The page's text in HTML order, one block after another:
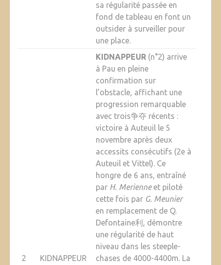
sa régularité passée en
fond de tableau en font un
outsider à surveiller pour
une place.
2 KIDNAPPEUR
KIDNAPPEUR(n°2) arrive
à Pau en pleine
confirmation sur
l’obstacle, affichant une
progression remarquable
avec trois争夺 récents :
victoire à Auteuil le 5
novembre après deux
accessits consécutifs (2e à
Auteuil et Vittel). Ce
hongre de 6 ans, entraîné
par H. Merienneet piloté
cette fois par G. Meunier
en remplacement de Q.
Defontaine利, démontre
une régularité de haut
niveau dans les steeple-
chases de 4000-4400m. La